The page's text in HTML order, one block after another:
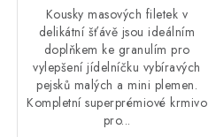
Kousky masových filetek v
delikátní šťávě jsou ideálním
doplňkem ke granulím pro
vylepšení jídelníčku vybíravých
pejsků malých a mini plemen.
Kompletní superprémiové krmivo
pro...